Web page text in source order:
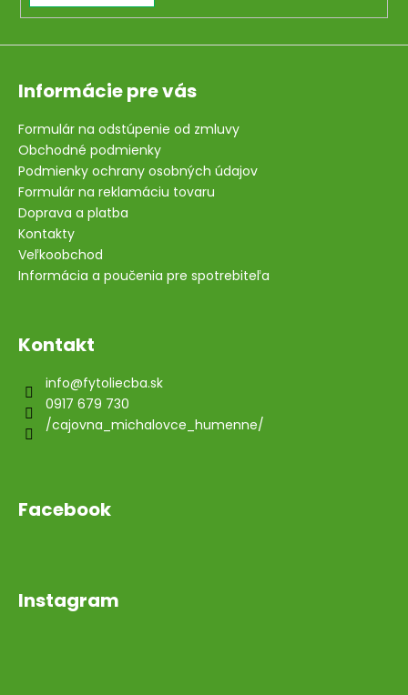
Informácie pre vás
Formulár na odstúpenie od zmluvy
Obchodné podmienky
Podmienky ochrany osobných údajov
Formulár na reklamáciu tovaru
Doprava a platba
Kontakty
Veľkoobchod
Informácia a poučenia pre spotrebiteľa
Kontakt
info@fytoliecba.sk
0917 679 730
/cajovna_michalovce_humenne/
Facebook
Instagram